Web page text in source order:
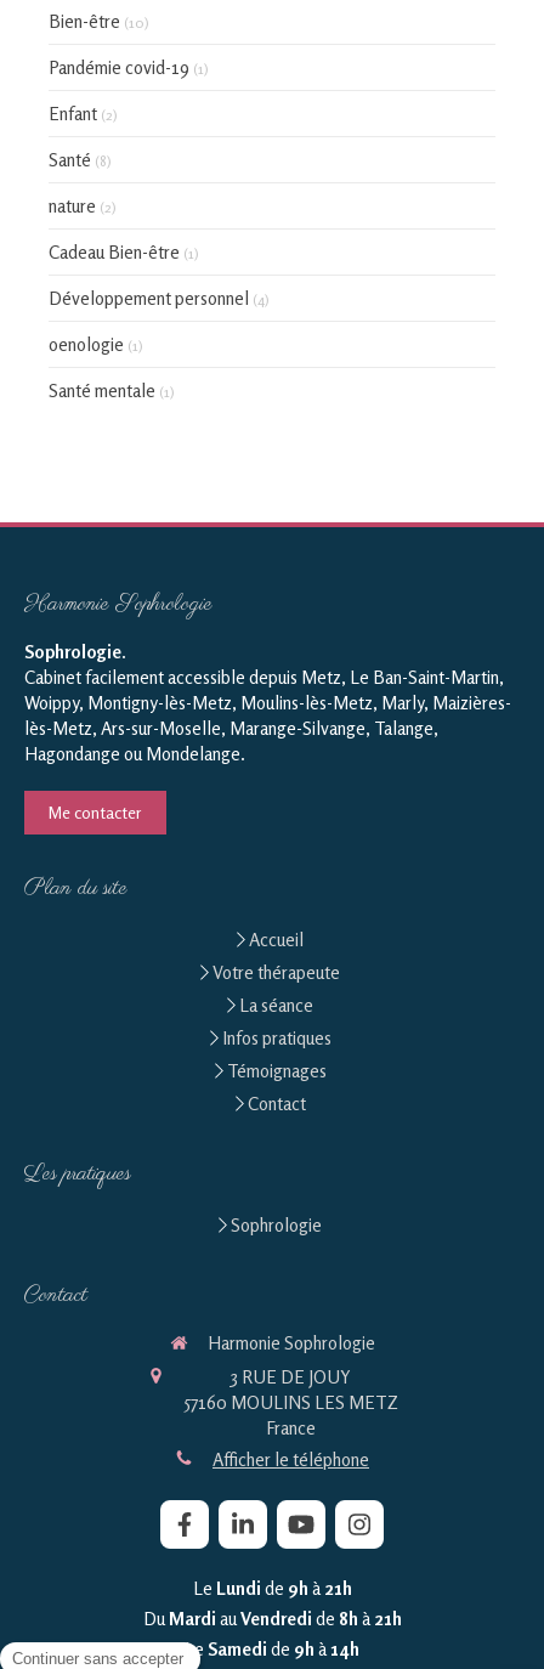
Bien-être (10)
Pandémie covid-19 (1)
Enfant (2)
Santé (8)
nature (2)
Cadeau Bien-être (1)
Développement personnel (4)
oenologie (1)
Santé mentale (1)
Harmonie Sophrologie
Sophrologie.
Cabinet facilement accessible depuis Metz, Le Ban-Saint-Martin,
Woippy, Montigny-lès-Metz, Moulins-lès-Metz, Marly, Maizières-
lès-Metz, Ars-sur-Moselle, Marange-Silvange, Talange,
Hagondange ou Mondelange.
Me contacter
Plan du site
Accueil
Votre thérapeute
La séance
Infos pratiques
Témoignages
Contact
Les pratiques
Sophrologie
Contact
Harmonie Sophrologie
3 RUE DE JOUY
57160 MOULINS LES METZ
France
Afficher le téléphone
Le Lundi de 9h à21h
DuMardi auVendredi de 8h à21h
Le Samedi de 9h à14h